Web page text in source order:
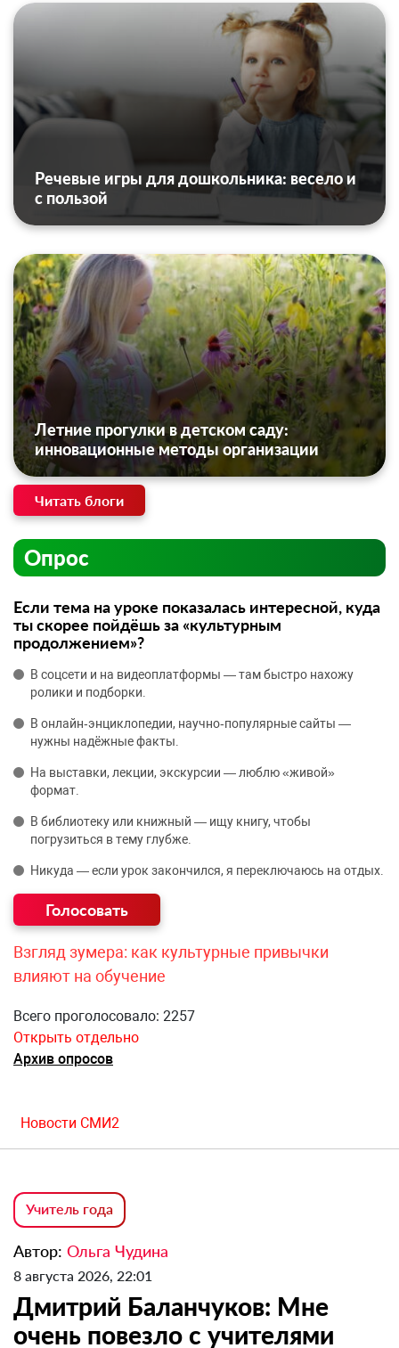
Речевые игры для дошкольника: весело и
с пользой
Летние прогулки в детском саду:
инновационные методы организации
Читать блоги
Опрос
Если тема на уроке показалась интересной, куда
ты скорее пойдёшь за «культурным
продолжением»?
В соцсети и на видеоплатформы — там быстро нахожу
ролики и подборки.
В онлайн‑энциклопедии, научно‑популярные сайты —
нужны надёжные факты.
На выставки, лекции, экскурсии — люблю «живой»
формат.
В библиотеку или книжный — ищу книгу, чтобы
погрузиться в тему глубже.
Никуда — если урок закончился, я переключаюсь на отдых.
Взгляд зумера: как культурные привычки
влияют на обучение
Всего проголосовало: 2257
Открыть отдельно
Архив опросов
Новости СМИ2
Учитель года
Автор: Ольга Чудина
8 августа 2026, 22:01
Дмитрий Баланчуков: Мне
очень повезло с учителями